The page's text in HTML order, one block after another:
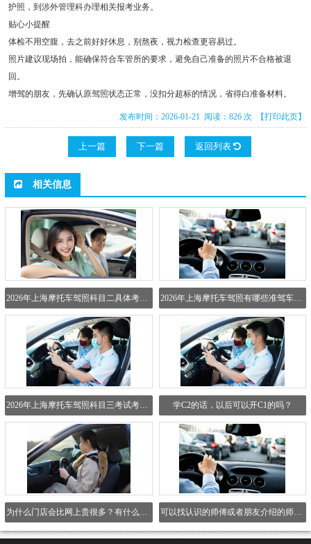
护照，到涉外管理科办理相关报考业务。
贴心小提醒
体检不用空腹，去之前好好休息，别熬夜，视力检查更容易过。
照片建议现场拍，能确保符合车管所的要求，避免自己准备的照片不合格被退
回。
增驾的朋友，先确认原驾照状态正常，没扣分超标的情况，省得白准备材料。
发布时间：2026-01-21 阅读：826 次 【打印此页】
上一篇 下一篇 返回列表
相关信息
2026年上海摩托车驾照有哪些准驾车型可以选？
2026年上海摩托车驾照科目三考试考哪些内容？ 学C2的话，以后可以开C1的吗？
为什么门店会比网上贵很多？有什么区别吗？ 可以找认识的师傅或者朋友介绍的师傅吗？